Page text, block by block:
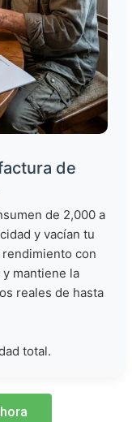
de
de 2,000 a
y vacían tu
con
mantiene la
reales de hasta
total.